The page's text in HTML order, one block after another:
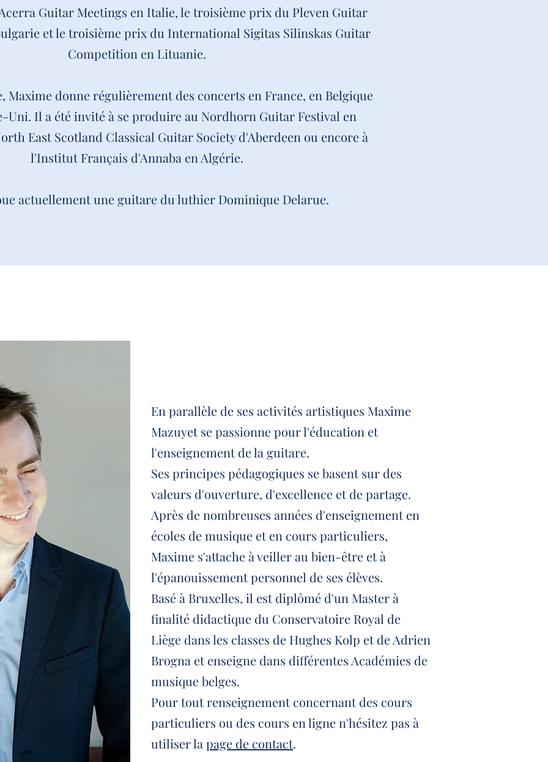
Guitar Meetings en Italie, le troisième prix du Pleven Guitar
et le troisième prix du International Sigitas Silinskas Guitar
Competition en Lituanie.
Maxime donne régulièrement des concerts en France, en Belgique
Uni. Il a été invité à se produire au Nordhorn Guitar Festival en
East Scotland Classical Guitar Society d'Aberdeen ou encore à
l'Institut Français d'Annaba en Algérie.
actuellement une guitare du luthier Dominique Delarue.
En parallèle de ses activités artistiques Maxime
Mazuyet se passionne pour l'éducation et
l'enseignement de la guitare.
Ses principes pédagogiques se basent sur des
valeurs d'ouverture, d'excellence et de partage.
Après de nombreuses années d'enseignement en
écoles de musique et en cours particuliers,
Maxime s'attache à veiller au bien-être et à
l'épanouissement personnel de ses élèves.
Basé à Bruxelles, il est diplômé d'un Master à
finalité didactique du Conservatoire Royal de
Liège dans les classes de Hughes Kolp et de Adrien
Brogna et enseigne dans différentes Académies de
musique belges.
Pour tout renseignement concernant des cours
particuliers ou des cours en ligne n'hésitez pas à
utiliser la page de contact.